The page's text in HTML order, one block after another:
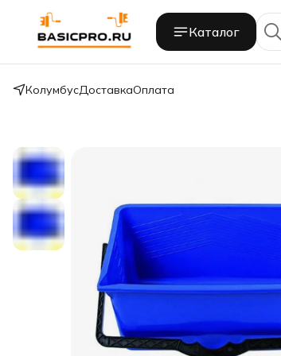
Каталог
КолумбусДоставкаОплата